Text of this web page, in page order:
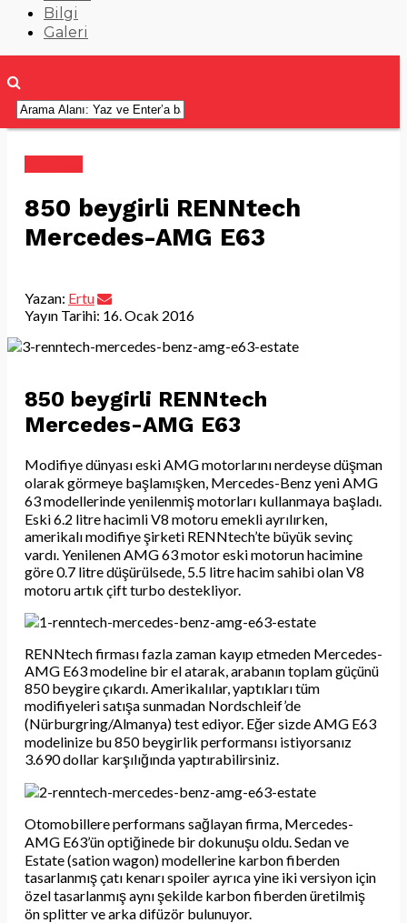
Bilgi
Galeri
850 beygirli RENNtech
Mercedes-AMG E63
Yazan: Ertu
Yayın Tarihi: 16. Ocak 2016
850 beygirli RENNtech
Mercedes-AMG E63
Modifiye dünyası eski AMG motorlarını nerdeyse düşman
olarak görmeye başlamışken, Mercedes-Benz yeni AMG
63 modellerinde yenilenmiş motorları kullanmaya başladı.
Eski 6.2 litre hacimli V8 motoru emekli ayrılırken,
amerikalı modifiye şirketi RENNtech’te büyük sevinç
vardı. Yenilenen AMG 63 motor eski motorun hacimine
göre 0.7 litre düşürülsede, 5.5 litre hacim sahibi olan V8
motoru artık çift turbo destekliyor.
RENNtech firması fazla zaman kayıp etmeden Mercedes-
AMG E63 modeline bir el atarak, arabanın toplam güçünü
850 beygire çıkardı. Amerikalılar, yaptıkları tüm
modifiyeleri satışa sunmadan Nordschleif’de
(Nürburgring/Almanya) test ediyor. Eğer sizde AMG E63
modelinize bu 850 beygirlik performansı istiyorsanız
3.690 dollar karşılığında yaptırabilirsiniz.
Otomobillere performans sağlayan firma, Mercedes-
AMG E63’ün optiğinede bir dokunuşu oldu. Sedan ve
Estate (sation wagon) modellerine karbon fiberden
tasarlanmış çatı kenarı spoiler ayrıca yine iki versiyon için
özel tasarlanmış aynı şekilde karbon fiberden üretilmiş
ön splitter ve arka difüzör bulunuyor.